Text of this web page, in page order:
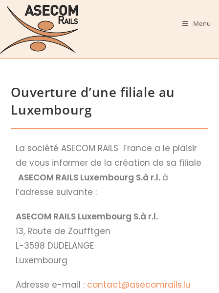
Menu
Ouverture d’une filiale au
Luxembourg
La société ASECOM RAILS France a le plaisir
de vous informer de la création de sa filiale
ASECOM RAILS Luxembourg S.à r.l. à
l’adresse suivante :
ASECOM RAILS Luxembourg S.à r.l.
13, Route de Zoufftgen
L-3598 DUDELANGE
Luxembourg
Adresse e-mail : contact@asecomrails.lu